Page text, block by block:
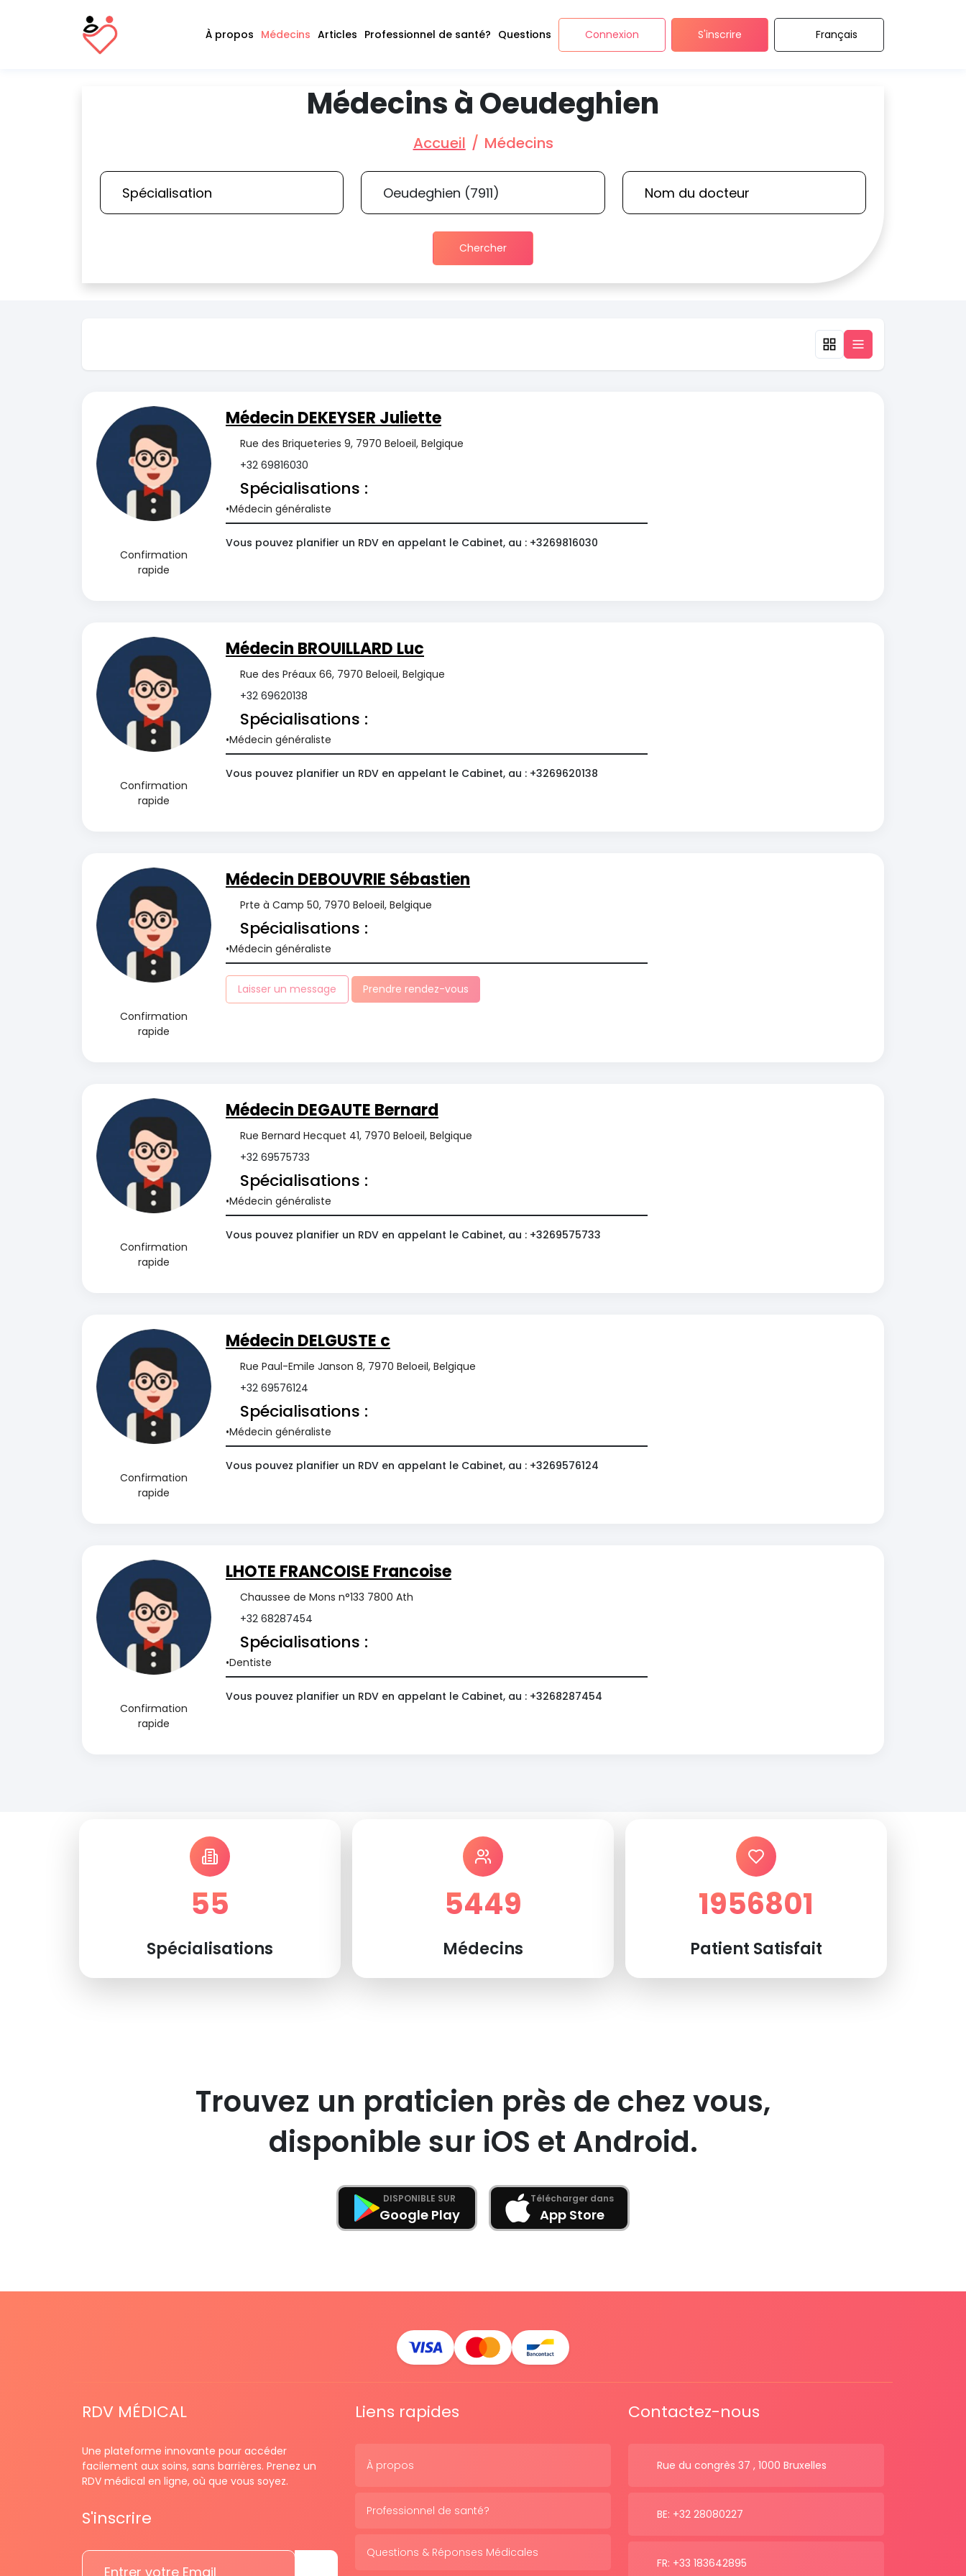
À propos Médecins Articles Professionnel de santé? Questions Connexion S'inscrire Français
Médecins à Oeudeghien
Accueil Médecins
Chercher
Confirmation
rapide
Médecin DEKEYSER Juliette
Rue des Briqueteries 9, 7970 Beloeil, Belgique
+32 69816030
Spécialisations :
Médecin généraliste
Vous pouvez planifier un RDV en appelant le Cabinet, au : +3269816030
Confirmation
rapide
Médecin BROUILLARD Luc
Rue des Préaux 66, 7970 Beloeil, Belgique
+32 69620138
Spécialisations :
Médecin généraliste
Vous pouvez planifier un RDV en appelant le Cabinet, au : +3269620138
Confirmation
rapide
Médecin DEBOUVRIE Sébastien
Prte à Camp 50, 7970 Beloeil, Belgique
Spécialisations :
Médecin généraliste
Laisser un message Prendre rendez-vous
Confirmation
rapide
Médecin DEGAUTE Bernard
Rue Bernard Hecquet 41, 7970 Beloeil, Belgique
+32 69575733
Spécialisations :
Médecin généraliste
Vous pouvez planifier un RDV en appelant le Cabinet, au : +3269575733
Confirmation
rapide
Médecin DELGUSTE c
Rue Paul-Emile Janson 8, 7970 Beloeil, Belgique
+32 69576124
Spécialisations :
Médecin généraliste
Vous pouvez planifier un RDV en appelant le Cabinet, au : +3269576124
Confirmation
rapide
LHOTE FRANCOISE Francoise
Chaussee de Mons n°133 7800 Ath
+32 68287454
Spécialisations :
Dentiste
Vous pouvez planifier un RDV en appelant le Cabinet, au : +3268287454
55
Spécialisations
5449
Médecins
1956801
Patient Satisfait
Trouvez un praticien près de chez vous,
disponible sur iOS et Android.
DISPONIBLE SUR
Google Play
Télécharger dans
App Store
RDV MÉDICAL
Une plateforme innovante pour accéder
facilement aux soins, sans barrières. Prenez un
RDV médical en ligne, où que vous soyez.
S'inscrire
Liens rapides
À propos
Professionnel de santé?
Questions & Réponses Médicales
Contactez-nous
Rue du congrès 37 , 1000 Bruxelles
BE: +32 28080227
FR: +33 183642895